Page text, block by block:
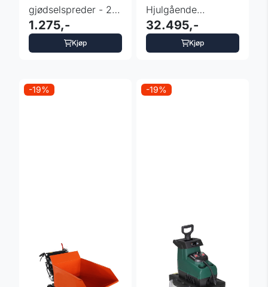
gjødselspreder - 27
liter
1.275,-
Kjøp
Hjulgående
Minidumper – 300
kg
32.495,-
Kjøp
-19% -19%